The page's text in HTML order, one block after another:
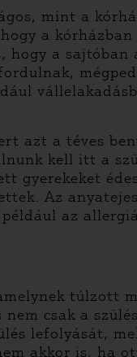
mint a
a kórházban
hogy a sajtóban
azt a téves
kell itt a
gyerekeket
Az
az
túlzott
csak a
lefolyását,
akkor is, ha